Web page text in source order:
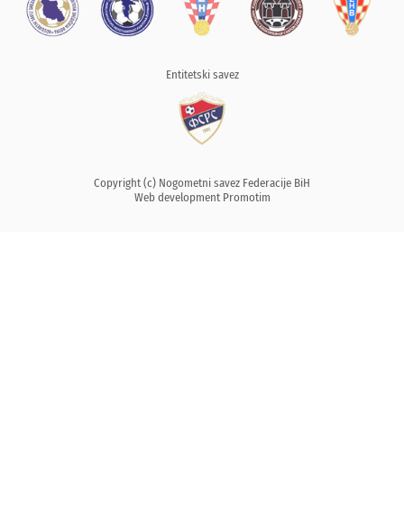
Entitetski savez
Copyright (c) Nogometni savez Federacije BiH
Web development Promotim